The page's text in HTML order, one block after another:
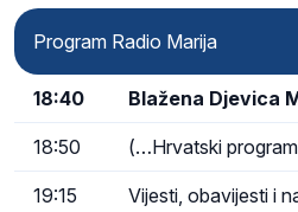
Program Radio Marija
18:40 Blažena Djevica
18:50 (…Hrvatski
19:15 Vijesti, obavijesti i